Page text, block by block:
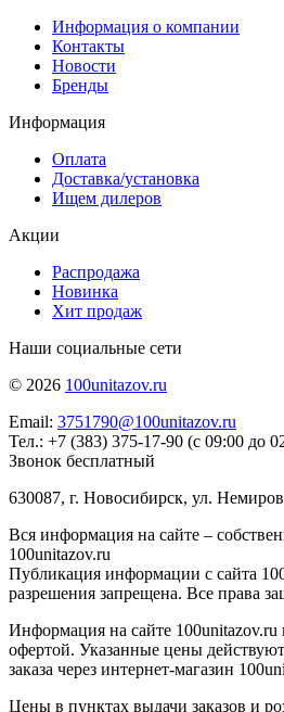
Информация о компании
Контакты
Новости
Бренды
Информация
Оплата
Доставка/установка
Ищем дилеров
Акции
Распродажа
Новинка
Хит продаж
Наши социальные сети
© 2026 100unitazov.ru
Email: 3751790@100unitazov.ru
Тел.: +7 (383) 375-17-90 (с 09:00 до
Звонок бесплатный
630087, г. Новосибирск, ул.
Вся информация на сайте –
100unitazov.ru
Публикация информации с сайта
разрешения запрещена. Все права
Информация на сайте 100unitazov.ru
офертой. Указанные цены
заказа через интернет-магазин
Цены в пунктах выдачи заказов и